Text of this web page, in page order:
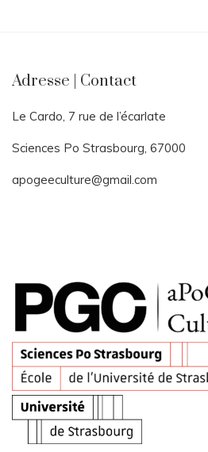
Adresse | Contact
Le Cardo, 7 rue de l’écarlate
Sciences Po Strasbourg, 67000
apogeeculture@gmail.com